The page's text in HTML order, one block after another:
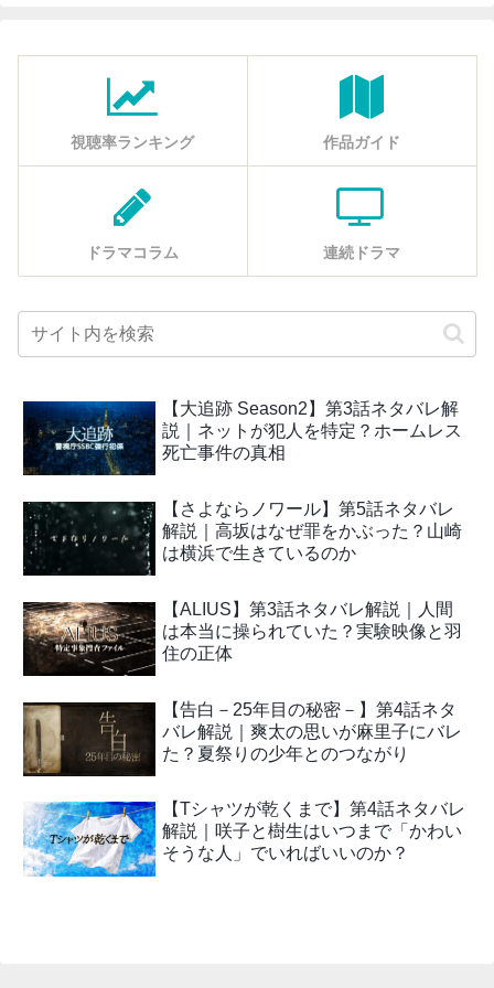
視聴率ランキング 作品ガイド
ドラマコラム 連続ドラマ
【大追跡 Season2】第3話ネタバレ解
説｜ネットが犯人を特定？ホームレス
死亡事件の真相
【さよならノワール】第5話ネタバレ
解説｜高坂はなぜ罪をかぶった？山崎
は横浜で生きているのか
【ALIUS】第3話ネタバレ解説｜人間
は本当に操られていた？実験映像と羽
住の正体
【告白－25年目の秘密－】第4話ネタ
バレ解説｜爽太の思いが麻里子にバレ
た？夏祭りの少年とのつながり
【Tシャツが乾くまで】第4話ネタバレ
解説｜咲子と樹生はいつまで「かわい
そうな人」でいればいいのか？